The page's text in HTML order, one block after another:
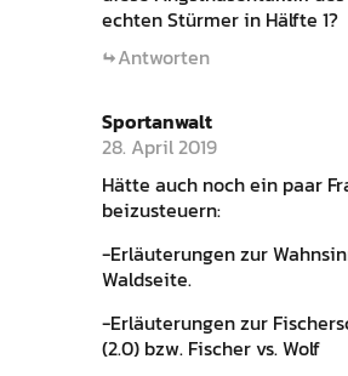
echten Stürmer in Hälfte 1?
Antworten
Sportanwalt
28. April 2019
Hätte auch noch ein paar
beizusteuern:
-Erläuterungen zur
Waldseite.
-Erläuterungen zur
(2.0) bzw. Fischer vs. Wolf